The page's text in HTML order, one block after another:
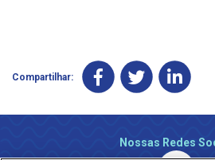
Compartilhar:
Nossas Redes